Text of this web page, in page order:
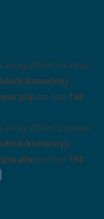
array offset on value
krovelnyj-
on line 192
array offset on value
krovelnyj-
on line 192